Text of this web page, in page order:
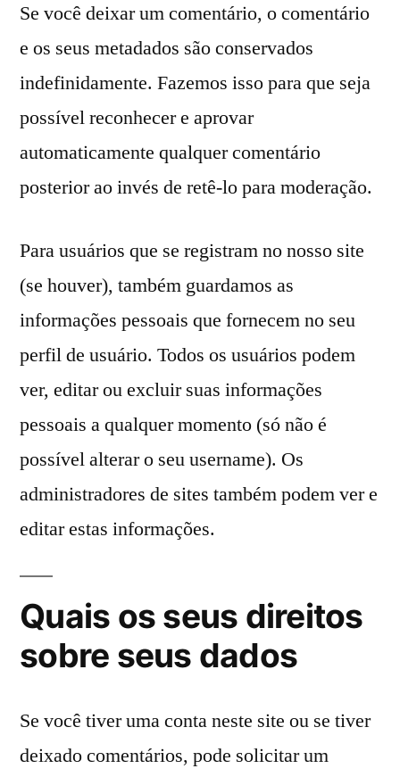
Se você deixar um comentário, o comentário
e os seus metadados são conservados
indefinidamente. Fazemos isso para que seja
possível reconhecer e aprovar
automaticamente qualquer comentário
posterior ao invés de retê-lo para moderação.
Para usuários que se registram no nosso site
(se houver), também guardamos as
informações pessoais que fornecem no seu
perfil de usuário. Todos os usuários podem
ver, editar ou excluir suas informações
pessoais a qualquer momento (só não é
possível alterar o seu username). Os
administradores de sites também podem ver e
editar estas informações.
Quais os seus direitos
sobre seus dados
Se você tiver uma conta neste site ou se tiver
deixado comentários, pode solicitar um